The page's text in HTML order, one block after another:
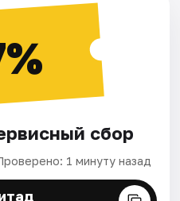
сбор
1 минуту назад